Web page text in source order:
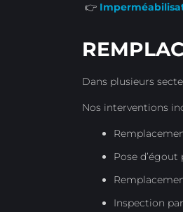
👉
Dans plusieurs
Nos interventions
Pose d’égout
Inspection